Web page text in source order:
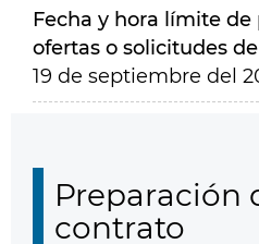
Fecha y hora límite
ofertas o solicitudes
19 de septiembre del
Preparación
contrato